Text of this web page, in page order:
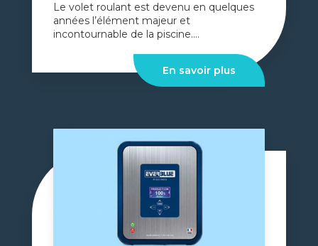
Le volet roulant est devenu en quelques
années l’élément majeur et
incontournable de la piscine....
En savoir plus